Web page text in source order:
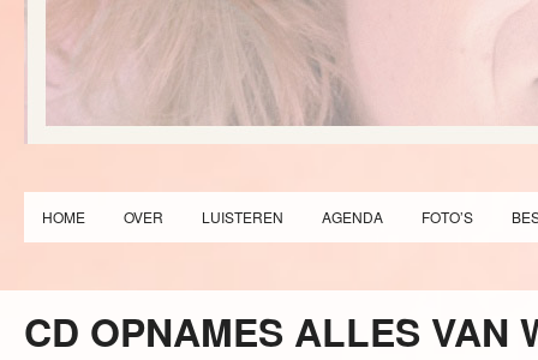
HOME OVER LUISTEREN AGENDA FOTO’S
CD OPNAMES ALLES VAN